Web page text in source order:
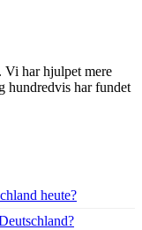
Vi har hjulpet mere
hundredvis har fundet
heute?